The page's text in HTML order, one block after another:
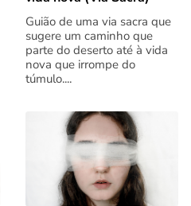
Guião de uma via sacra que
sugere um caminho que
parte do deserto até à vida
nova que irrompe do
túmulo....